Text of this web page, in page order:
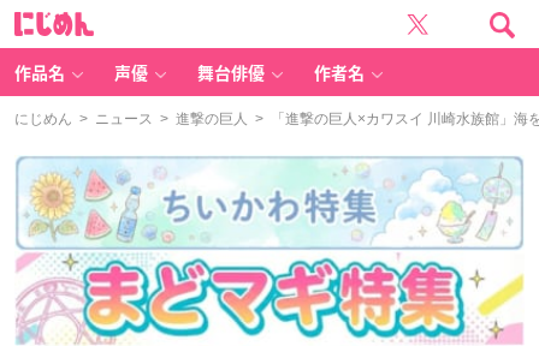
作品名 声優 舞台俳優 作者名
にじめん > ニュース > 進撃の巨人 > 「進撃の巨人×カワスイ 川崎水族館」海